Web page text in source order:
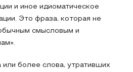
и иное идиоматическое
Это фраза, которая не
смысловым и
или более слова, утративших